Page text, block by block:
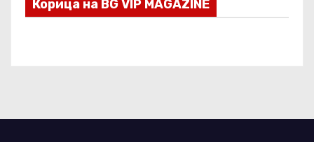
Корица на BG VIP MAGAZINE